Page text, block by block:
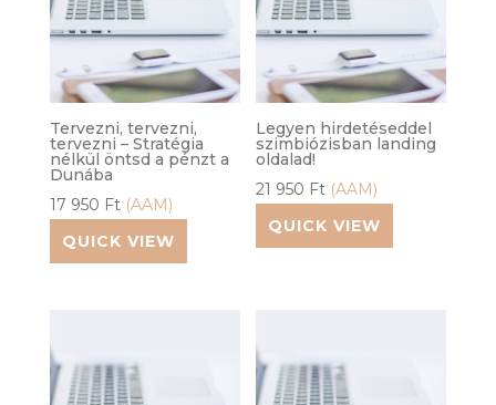
Tervezni, tervezni,
tervezni – Stratégia
nélkül öntsd a pénzt a
Dunába
17 950 Ft (AAM)
QUICK VIEW
Legyen hirdetéseddel
szimbiózisban landing
oldalad!
21 950 Ft (AAM)
QUICK VIEW